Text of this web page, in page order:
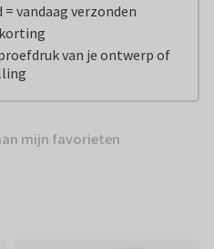
vandaag verzonden
van je ontwerp of
mijn favorieten